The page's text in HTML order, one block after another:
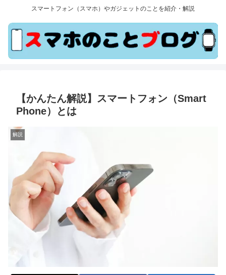
スマートフォン（スマホ）やガジェットのことを紹介・解説
【かんたん解説】スマートフォン（Smart
Phone）とは
解説